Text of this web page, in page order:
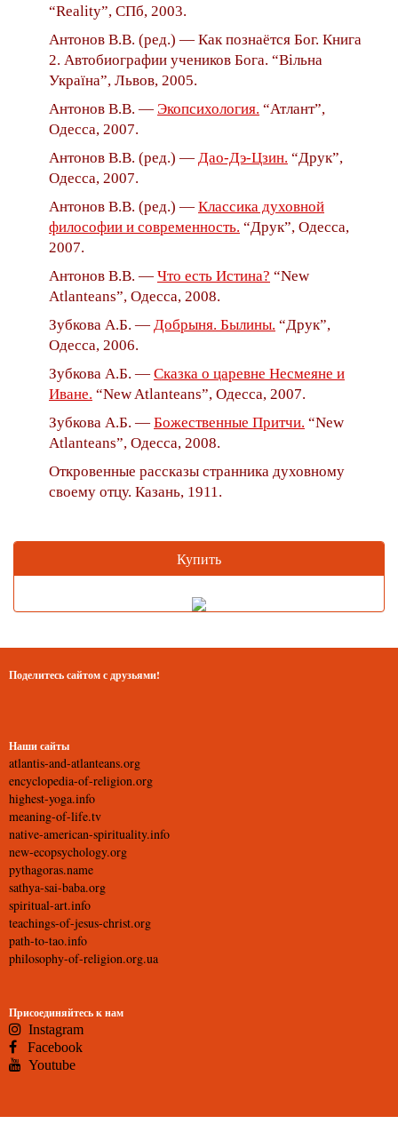
“Reality”, СПб, 2003.
Антонов В.В. (ред.) — Как познаётся Бог. Книга
2. Автобиографии учеников Бога. “Вiльна
Україна”, Львов, 2005.
Антонов В.В. — Экопсихология. “Атлант”,
Одесса, 2007.
Антонов В.В. (ред.) — Дао-Дэ-Цзин. “Друк”,
Одесса, 2007.
Антонов В.В. (ред.) — Классика духовной
философии и современность. “Друк”, Одесса,
2007.
Антонов В.В. — Что есть Истина? “New
Atlanteans”, Одесса, 2008.
Зубкова А.Б. — Добрыня. Былины. “Друк”,
Одесса, 2006.
Зубкова А.Б. — Сказка о царевне Несмеяне и
Иване. “New Atlanteans”, Одесса, 2007.
Зубкова А.Б. — Божественные Притчи. “New
Atlanteans”, Одесса, 2008.
Откровенные рассказы странника духовному
своему отцу. Казань, 1911.
Купить
Поделитесь сайтом с друзьями!
Наши сайты
atlantis-and-atlanteans.org
encyclopedia-of-religion.org
highest-yoga.info
meaning-of-life.tv
native-american-spirituality.info
new-ecopsychology.org
pythagoras.name
sathya-sai-baba.org
spiritual-art.info
teachings-of-jesus-christ.org
path-to-tao.info
philosophy-of-religion.org.ua
Присоединяйтесь к нам
Instagram
Facebook
Youtube